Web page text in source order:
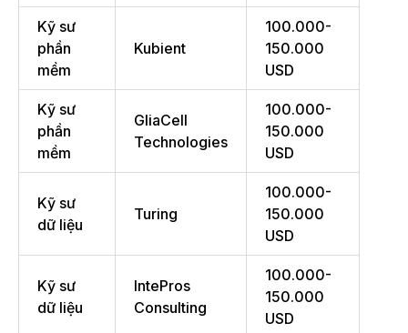
Kỹ sư
phần
mềm
Kubient
100.000-
150.000
USD
Kỹ sư
phần
mềm
GliaCell
Technologies
100.000-
150.000
USD
Kỹ sư
dữ liệu
Turing
100.000-
150.000
USD
Kỹ sư
dữ liệu
IntePros
Consulting
100.000-
150.000
USD